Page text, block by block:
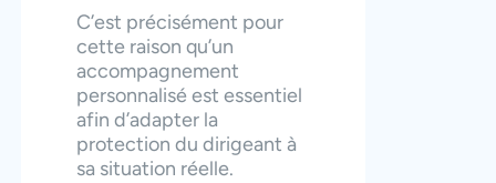
C’est précisément pour
cette raison qu’un
accompagnement
personnalisé est essentiel
afin d’adapter la
protection du dirigeant à
sa situation réelle.